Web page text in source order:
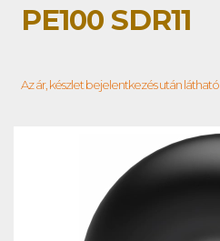
PE100 SDR11
Az ár, készlet bejelentkezés után látható